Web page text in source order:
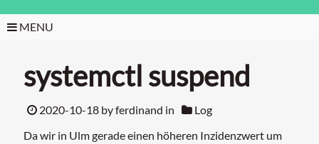
MENU
systemctl suspend
2020-10-18 by ferdinand in
Log
Da wir in Ulm gerade einen höheren Inzidenzwert um